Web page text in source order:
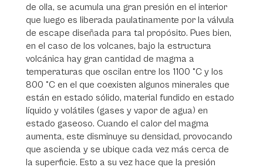
de olla, se acumula una gran presión en el interior
que luego es liberada paulatinamente por la válvula
de escape diseñada para tal propósito. Pues bien,
en el caso de los volcanes, bajo la estructura
volcánica hay gran cantidad de magma a
temperaturas que oscilan entre los 1100 °C y los
800 °C en el que coexisten algunos minerales que
están en estado sólido, material fundido en estado
líquido y volátiles (gases y vapor de agua) en
estado gaseoso. Cuando el calor del magma
aumenta, este disminuye su densidad, provocando
que ascienda y se ubique cada vez más cerca de
la superficie. Esto a su vez hace que la presión